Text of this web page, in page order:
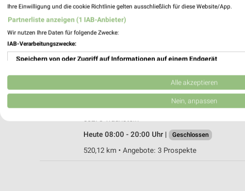
Rossmann Laufen
83410 Laufen
Heute 08:00 - 20:00 Uhr | Geschlossen
Karl-Theodor-Platz 29
83278 Traunstein
Heute 08:00 - 20:00 Uhr |
Geschlossen
520,12 km • Angebote: 3 Prospekte
Ihre Einwilligung und die cookie Richtlinie gelten ausschließlich für diese Website/App.
Partnerliste anzeigen (1 IAB-Anbieter)
Wir nutzen Ihre Daten für folgende Zwecke:
IAB-Verarbeitungszwecke:
Speichern von oder Zugriff auf Informationen auf einem Endgerät
Verwendung reduzierter Daten zur Auswahl von Werbeanzeigen
Erstellung von Profilen für personalisierte Werbung
Erstellung von Profilen zur Personalisierung von Inhalten
Alle akzeptieren
Nein, anpassen